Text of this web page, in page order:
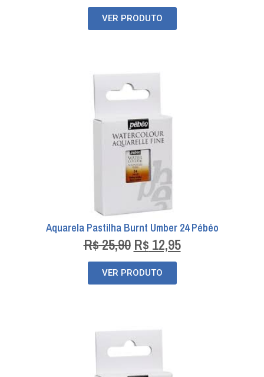
VER PRODUTO
Aquarela Pastilha Burnt Umber 24 Pébéo
R$25,90 R$ 12,95
VER PRODUTO